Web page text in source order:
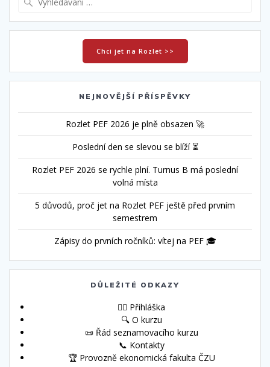
Chci jet na Rozlet >>
NEJNOVĚJŠÍ PŘÍSPĚVKY
Rozlet PEF 2026 je plně obsazen 🚀
Poslední den se slevou se blíží ⏳
Rozlet PEF 2026 se rychle plní. Turnus B má poslední
volná místa
5 důvodů, proč jet na Rozlet PEF ještě před prvním
semestrem
Zápisy do prvních ročníků: vítej na PEF 🎓
DŮLEŽITÉ ODKAZY
🙋‍♀️ Přihláška
🔍 O kurzu
📜 Řád seznamovacího kurzu
📞 Kontakty
🏆 Provozně ekonomická fakulta ČZU